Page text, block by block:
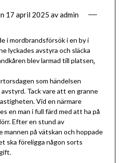
17 april 2025 avadmin
i mordbrandsförsök i en by i
lyckades avstyra och släcka
blev larmad till platsen.
som händelsen
Tack vare att en granne
Vid en närmare
en man i full färd med att ha på
Efter en stund av
på vätskan och hoppade
ska föreligga någon sorts